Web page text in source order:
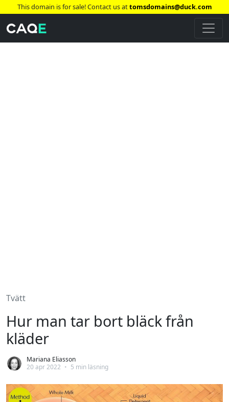
This domain is for sale! Contact us attomsdomains@duck.com
Tvätt
Hur man tar bort bläck från
kläder
Mariana Eliasson
20 apr 2022 • 5 min läsning